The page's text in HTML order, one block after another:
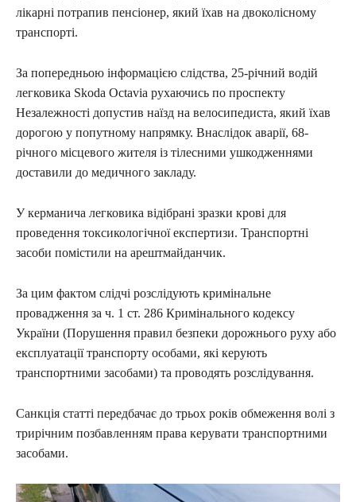
лікарні потрапив пенсіонер, який їхав на двоколісному
транспорті.
За попередньою інформацією слідства, 25-річний водій
легковика Skoda Octavia рухаючись по проспекту
Незалежності допустив наїзд на велосипедиста, який їхав
дорогою у попутному напрямку. Внаслідок аварії, 68-
річного місцевого жителя із тілесними ушкодженнями
доставили до медичного закладу.
У керманича легковика відібрані зразки крові для
проведення токсикологічної експертизи. Транспортні
засоби помістили на арештмайданчик.
За цим фактом слідчі розслідують кримінальне
провадження за ч. 1 ст. 286 Кримінального кодексу
України (Порушення правил безпеки дорожнього руху або
експлуатації транспорту особами, які керують
транспортними засобами) та проводять розслідування.
Санкція статті передбачає до трьох років обмеження волі з
трирічним позбавленням права керувати транспортними
засобами.